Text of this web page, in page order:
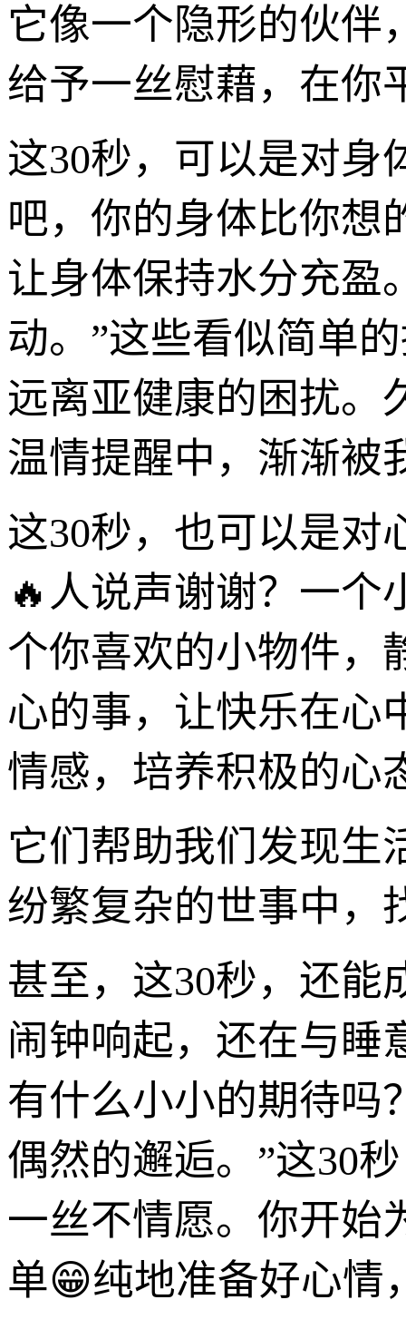
它像一个隐形的伙伴
给予一丝慰藉，在你
这30秒，可以是对身
吧，你的身体比你想
让身体保持水分充盈
动。”这些看似简单
远离亚健康的困扰。
温情提醒中，渐渐被
这30秒，也可以是对
🔥人说声谢谢？一个
个你喜欢的小物件，
心的事，让快乐在心
情感，培养积极的心
它们帮助我们发现生
纷繁复杂的世事中，
甚至，这30秒，还能
闹钟响起，还在与睡
有什么小小的期待吗
偶然的邂逅。”这30
一丝不情愿。你开始
单😁纯地准备好心情